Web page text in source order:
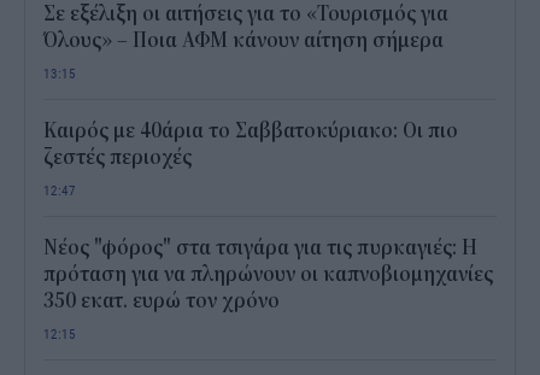
Σε εξέλιξη οι αιτήσεις για το «Τουρισμός για
Όλους» – Ποια ΑΦΜ κάνουν αίτηση σήμερα
13:15
Καιρός με 40άρια το Σαββατοκύριακο: Οι πιο
ζεστές περιοχές
12:47
Νέος "φόρος" στα τσιγάρα για τις πυρκαγιές: Η
πρόταση για να πληρώνουν οι καπνοβιομηχανίες
350 εκατ. ευρώ τον χρόνο
12:15